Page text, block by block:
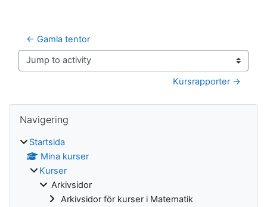
← Gamla tentor
Jump to activity
Kursrapporter →
Block
Navigering
Startsida
Mina kurser
Kurser
Arkivsidor
Arkivsidor för kurser i Matematik